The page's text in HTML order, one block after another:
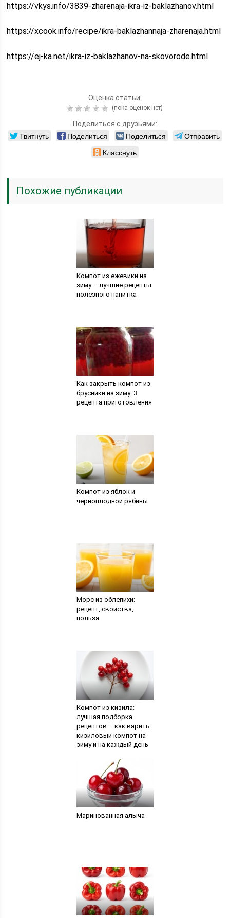
https://vkys.info/3839-zharenaja-ikra-iz-baklazhanov.html
https://xcook.info/recipe/ikra-baklazhannaja-zharenaja.html
https://ej-ka.net/ikra-iz-baklazhanov-na-skovorode.html
Оценка статьи:
(пока оценок нет)
Поделиться с друзьями:
Твитнуть Поделиться Поделиться
Отправить
Класснуть
Похожие публикации
Компот из ежевики на
зиму – лучшие рецепты
полезного напитка
Как закрыть компот из
брусники на зиму: 3
рецепта приготовления
Компот из яблок и
черноплодной рябины
Морс из облепихи:
рецепт, свойства,
польза
Компот из кизила:
лучшая подборка
рецептов – как варить
кизиловый компот на
зиму и на каждый день
Маринованная алыча